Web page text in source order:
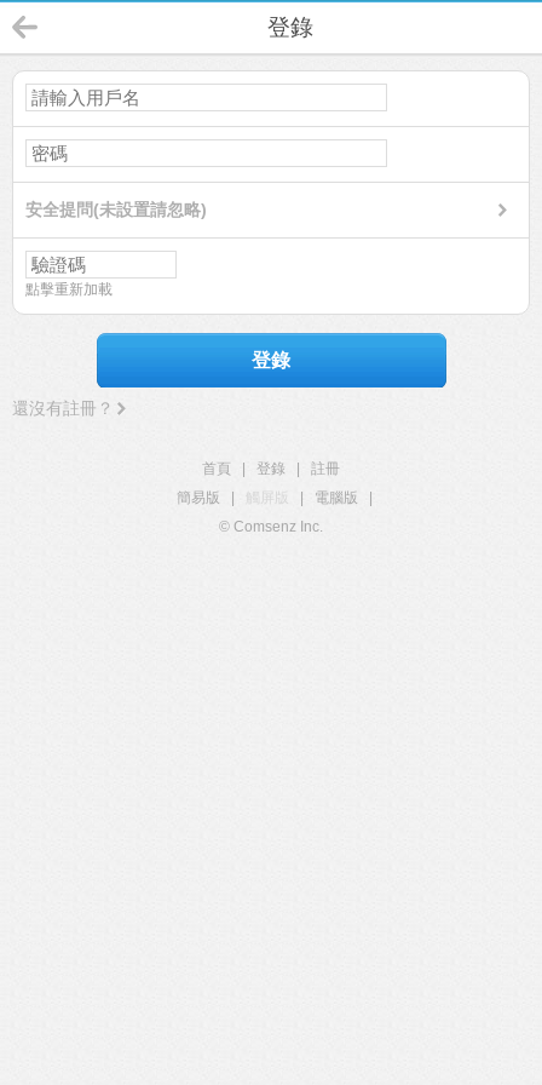
登錄
安全提問(未設置請忽略)
點擊重新加載
登錄
還沒有註冊？
首頁 登錄
註冊
簡易版
觸屏版 電腦版
© Comsenz Inc.